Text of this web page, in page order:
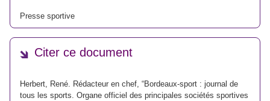
Presse sportive
Citer ce document
Herbert, René. Rédacteur en chef, “Bordeaux-sport : journal de
tous les sports. Organe officiel des principales sociétés sportives